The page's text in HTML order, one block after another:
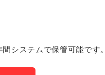
間システムで保管可能です。